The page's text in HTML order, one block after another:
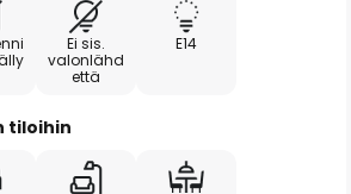
Ei sis.
valonlähd
että
E14
tiloihin